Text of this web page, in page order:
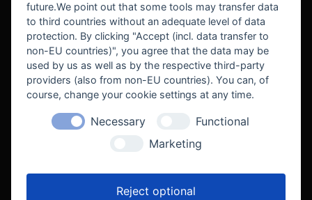
future.We point out that some tools may transfer data
to third countries without an adequate level of data
protection. By clicking "Accept (incl. data transfer to
non-EU countries)", you agree that the data may be
used by us as well as by the respective third-party
providers (also from non-EU countries). You can, of
course, change your cookie settings at any time.
Necessary
Functional
Marketing
Reject optional